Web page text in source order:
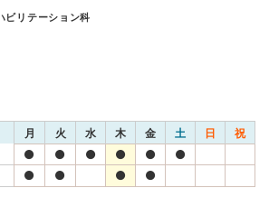
ビリテーション科
月 火 水 木 金 土 日 祝